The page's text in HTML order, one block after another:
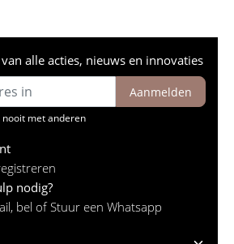
alle acties, nieuws en innovaties
Aanmelden
met anderen
nodig?
bel of Stuur een Whatsapp